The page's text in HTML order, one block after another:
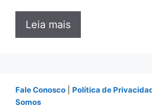
Leia mais
Fale Conosco Política de
Somos